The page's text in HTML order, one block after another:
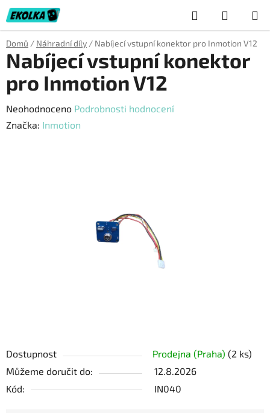
Přejít
na
obsah
Hledat
KOŠÍK
Domů / Náhradní díly / Nabíjecí vstupní konektor pro Inmotion V12
Dostupnost Prodejna (Praha) (2 ks)
Můžeme doručit do:
12.8.2026
Kód:
IN040
Nabíjecí vstupní konektor
pro Inmotion V12
Průměrné
hodnocení
Neohodnoceno Podrobnosti hodnocení
Značka: Inmotion